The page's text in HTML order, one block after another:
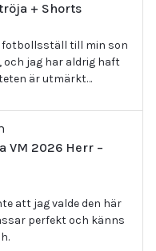
+ Shorts
fotbollsställ till min son
och jag har aldrig haft
är utmärkt…
VM 2026 Herr –
att jag valde den här
perfekt och känns